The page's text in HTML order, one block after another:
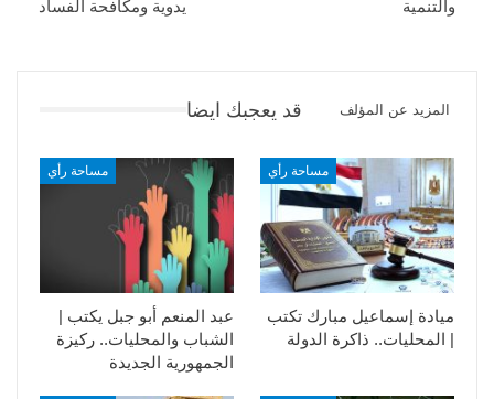
يدوية ومكافحة الفساد
والتنمية
قد يعجبك ايضا المزيد عن المؤلف
مساحة رأي
عبد المنعم أبو جبل يكتب |
الشباب والمحليات.. ركيزة
الجمهورية الجديدة
مساحة رأي
ميادة إسماعيل مبارك تكتب
| المحليات.. ذاكرة الدولة